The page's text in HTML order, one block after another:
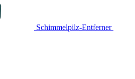
Schimmelpilz-Entferner